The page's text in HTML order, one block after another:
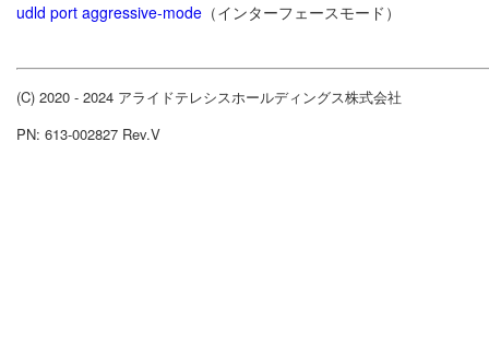
udld port aggressive-mode （インターフェースモード）
(C) 2020 - 2024 アライドテレシスホールディングス株式会社
PN: 613-002827 Rev.V